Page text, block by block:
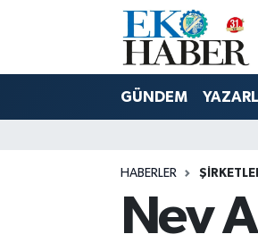
GÜNDEM
HABERLER
Nev
Hava Durumu
Tüm Manşetler